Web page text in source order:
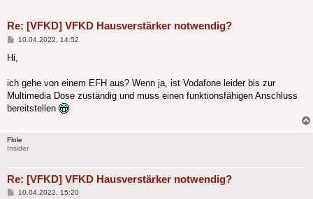
Re: [VFKD] VFKD Hausverstärker notwendig?
Beitrag
10.04.2022, 14:52
Hi,
ich gehe von einem EFH aus? Wenn ja, ist Vodafone leider bis zur
Multimedia Dose zuständig und muss einen funktionsfähigen Anschluss
bereitstellen
Flole
Insider
Re: [VFKD] VFKD Hausverstärker notwendig?
Beitrag
10.04.2022, 15:20